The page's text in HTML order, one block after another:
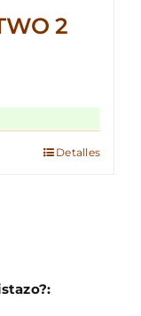
2
Detalles